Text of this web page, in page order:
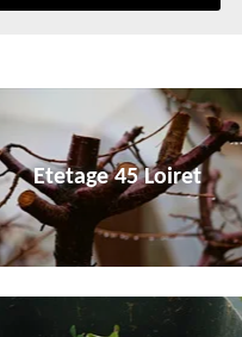
Etetage 45 Loiret